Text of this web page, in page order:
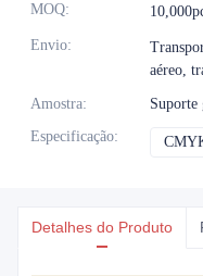
MOQ:
Envio:
aéreo,
Amostra: Suporte
Especificação:
Detalhes do Produto